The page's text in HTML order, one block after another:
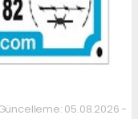
05.08.2026 -